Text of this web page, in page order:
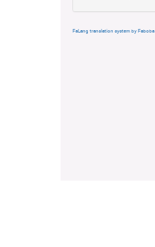
FaLang translation system by Faboba